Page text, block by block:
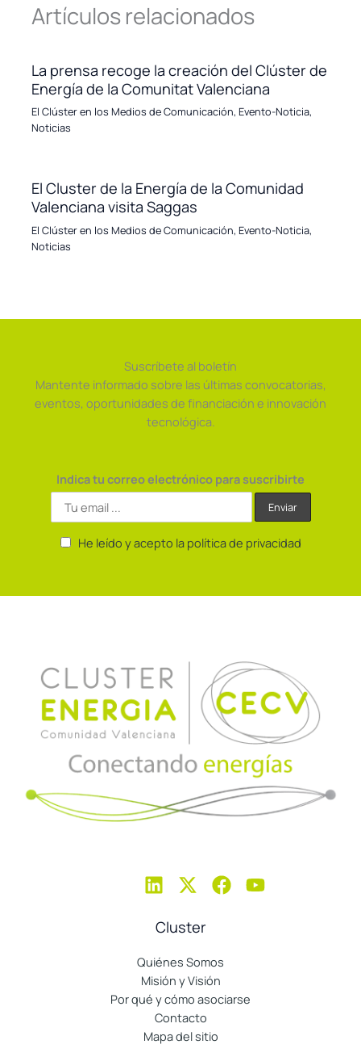
Artículos relacionados
La prensa recoge la creación del Clúster de
Energía de la Comunitat Valenciana
El Clúster en los Medios de Comunicación,Evento-Noticia,
Noticias
El Cluster de la Energía de la Comunidad
Valenciana visita Saggas
El Clúster en los Medios de Comunicación,Evento-Noticia,
Noticias
Suscríbete al boletín
Mantente informado sobre las últimas convocatorias,
eventos, oportunidades de financiación e innovación
tecnológica.
Indica tu correo electrónico para suscribirte
He leído y acepto la política de privacidad
Cluster
Quiénes Somos
Misión y Visión
Por qué y cómo asociarse
Contacto
Mapa del sitio